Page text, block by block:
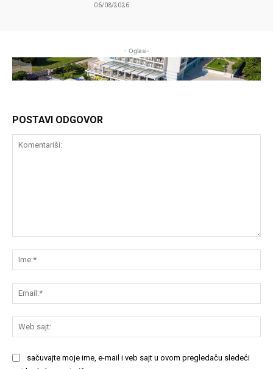
06/08/2026
- Oglasi-
POSTAVI ODGOVOR
sačuvajte moje ime, e-mail i veb sajt u ovom pregledaču sledeći